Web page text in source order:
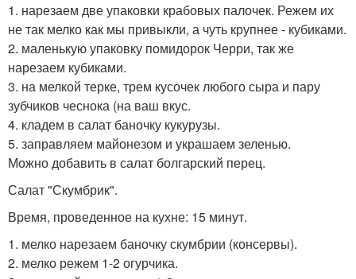
1. нарезаем две упаковки крабовых палочек. Режем их
не так мелко как мы привыкли, а чуть крупнее - кубиками.
2. маленькую упаковку помидорок Черри, так же
нарезаем кубиками.
3. на мелкой терке, трем кусочек любого сыра и пару
зубчиков чеснока (на ваш вкус.
4. кладем в салат баночку кукурузы.
5. заправляем майонезом и украшаем зеленью.
Можно добавить в салат болгарский перец.
Салат "Скумбрик".
Время, проведенное на кухне: 15 минут.
1. мелко нарезаем баночку скумбрии (консервы).
2. мелко режем 1-2 огурчика.